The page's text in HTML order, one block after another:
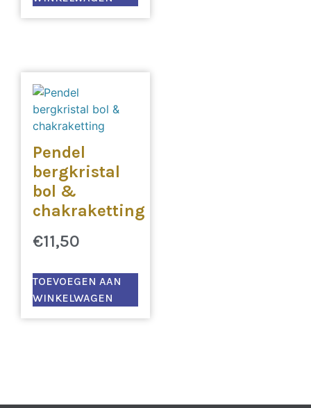
Pendel
bergkristal
bol &
chakraketting
€11,50
TOEVOEGEN AAN
WINKELWAGEN